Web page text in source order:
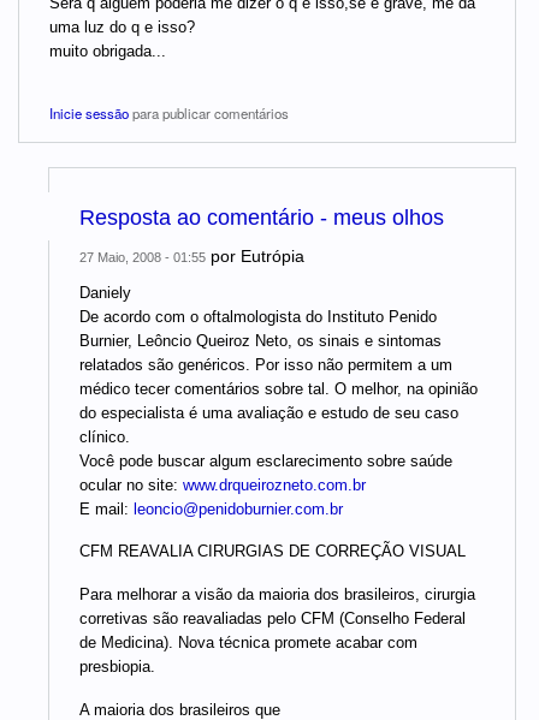
uma luz do q e isso?
muito obrigada...
Inicie sessãopara publicar comentários
Resposta ao comentário - meus olhos
27 Maio, 2008 - 01:55 por Eutrópia
Daniely
De acordo com o oftalmologista do Instituto Penido
Burnier, Leôncio Queiroz Neto, os sinais e sintomas
relatados são genéricos. Por isso não permitem a um
médico tecer comentários sobre tal. O melhor, na opinião
do especialista é uma avaliação e estudo de seu caso
clínico.
Você pode buscar algum esclarecimento sobre saúde
ocular no site: www.drqueirozneto.com.br
E mail: leoncio@penidoburnier.com.br
CFM REAVALIA CIRURGIAS DE CORREÇÃO VISUAL
Para melhorar a visão da maioria dos brasileiros, cirurgia
corretivas são reavaliadas pelo CFM (Conselho Federal
de Medicina). Nova técnica promete acabar com
presbiopia.
A maioria dos brasileiros que